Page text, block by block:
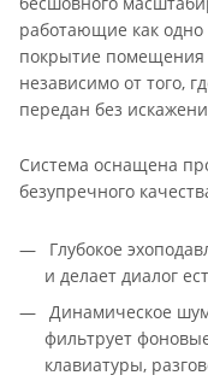
работающие как
покрытие помещения
независимо от того,
передан без
Система оснащена
безупречного
Глубокое
и делает диалог
Динамическое
фильтрует
клавиатуры,